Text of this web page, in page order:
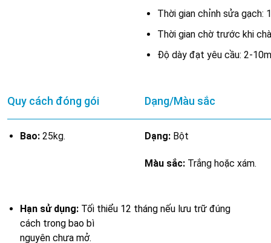
Thời gian chỉnh sửa gạch:
Thời gian chờ trước khi
Độ dày đạt yêu cầu: 2-
Quy cách đóng gói
Bao:25kg.
Dạng/Màu sắc
Dạng: Bột
Màu sắc: Trắng hoặc xám.
Hạn sử dụng: Tối thiểu 12 tháng nếu lưu trữ đúng
cách trong bao bì
nguyên chưa mở.